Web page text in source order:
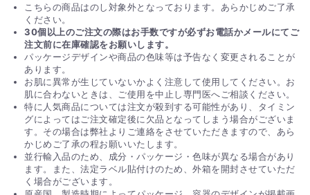
こちらの商品はのし対象外となっております。あらかじめご了承
ください。
30個以上のご注文の際はお手数ですが必ずお電話かメールにてご
注文前に在庫確認をお願いします。
パッケージデザインや商品の色味等は予告なく変更されることが
あります。
お肌に異常が生じていないかよく注意して使用してください。お
肌に合わないときは、ご使用を中止し専門医へご相談ください。
特に人気商品については注文が殺到する可能性があり、タイミン
グによってはご注文確定後に欠品となってしまう場合がございま
す。その場合は弊社よりご連絡をさせていただきますので、あら
かじめご了承の程お願いいたします。
並行輸入品のため、成分・パッケージ・色味が異なる場合があり
ます。また、法定ラベル貼付けのため、外箱を開封させていただ
く場合がございます。